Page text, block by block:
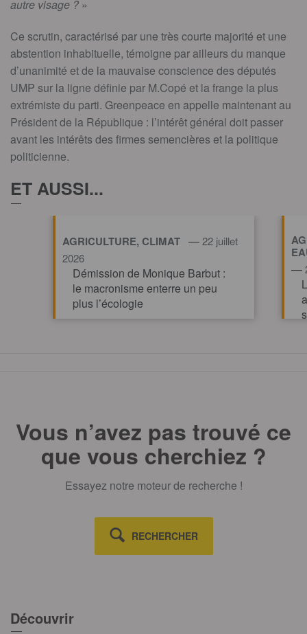
autre visage ? »
Ce scrutin, caractérisé par une très courte majorité et une
abstention inhabituelle, témoigne par ailleurs du manque
d’unanimité et de la mauvaise conscience des députés
UMP sur la ligne définie par M.Copé et la frange la plus
extrémiste du parti. Greenpeace en appelle maintenant au
Président de la République : l’intérêt général doit passer
avant les intérêts des firmes semencières et la politique
politicienne.
ET AUSSI...
AGRICULTURE, CLIMAT —22 juillet
2026
Démission de Monique Barbut :
le macronisme enterre un peu
plus l’écologie
—
Vous n’avez pas trouvé ce
que vous cherchiez ?
Essayez notre moteur de recherche !
RECHERCHER
Découvrir